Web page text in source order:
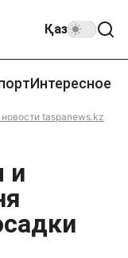
Қаз
Интересное
taspanews.kz
и